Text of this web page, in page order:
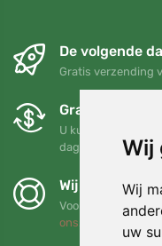
Wij
Wij
uw
De volgende
Gratis verzending
Gratis ruilen
U kunt uw
dagen retourneren
Wij steunen
Voor elke
ons